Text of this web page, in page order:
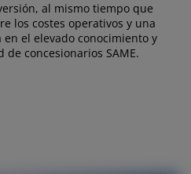
al mismo tiempo que
los costes operativos y una
el elevado conocimiento y
concesionarios SAME.